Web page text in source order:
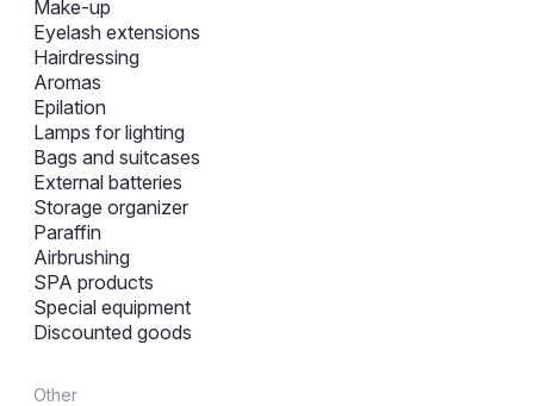
Make-up
Eyelash extensions
Hairdressing
Aromas
Epilation
Lamps for lighting
Bags and suitcases
External batteries
Storage organizer
Paraffin
Airbrushing
SPA products
Special equipment
Discounted goods
Other